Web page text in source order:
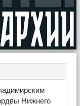
Нижнего